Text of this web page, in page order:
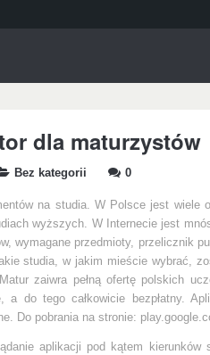
dla maturzystów
Bez kategorii 0
na studia. W Polsce jest wiele
wyższych. W Internecie jest
wymagane przedmioty, przelicznik
studia, w jakim mieście wybrać,
zaiwra pełną ofertę polskich
a do tego całkowicie bezpłatny.
Do pobrania na stronie:
aplikacji pod kątem